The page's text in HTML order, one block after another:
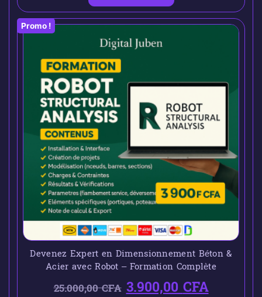
Promo !
Devenez Expert en Dimensionnement Béton &
Acier avec Robot – Formation Complète
25.000,00CFA 3.900,00CFA